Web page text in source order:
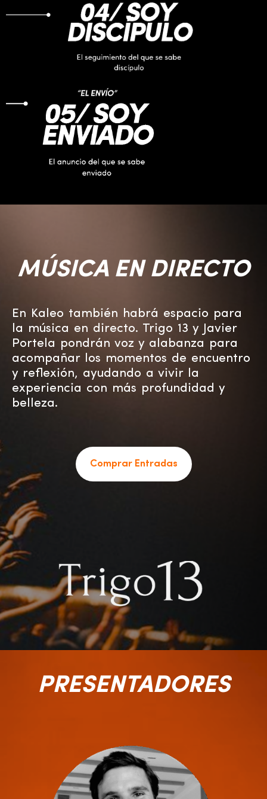
MÚSICA EN DIRECTO
En Kaleo también habrá espacio para
la música en directo. Trigo 13 y Javier
Portela pondrán voz y alabanza para
acompañar los momentos de encuentro
y reflexión, ayudando a vivir la
experiencia con más profundidad y
belleza.
Comprar Entradas
PRESENTADORES